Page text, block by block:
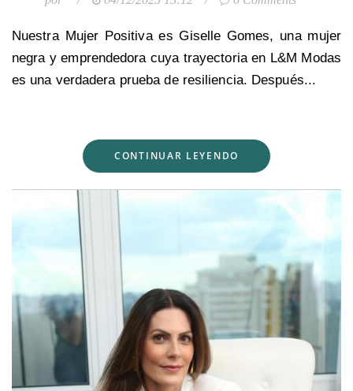
Nuestra Mujer Positiva es Giselle Gomes, una mujer
negra y emprendedora cuya trayectoria en L&M Modas
es una verdadera prueba de resiliencia. Después...
CONTINUAR LEYENDO